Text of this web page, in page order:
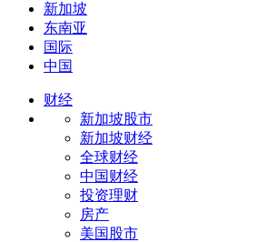
新加坡
东南亚
国际
中国
财经
新加坡股市
新加坡财经
全球财经
中国财经
投资理财
房产
美国股市